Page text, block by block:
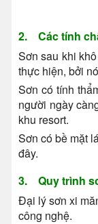
2. Các tính
Sơn sau khi
thực hiện, bởi
Sơn có tính
người ngày
khu resort.
Sơn có bề mặt
đây.
3. Quy trình
Đại lý sơn xi
công nghệ.